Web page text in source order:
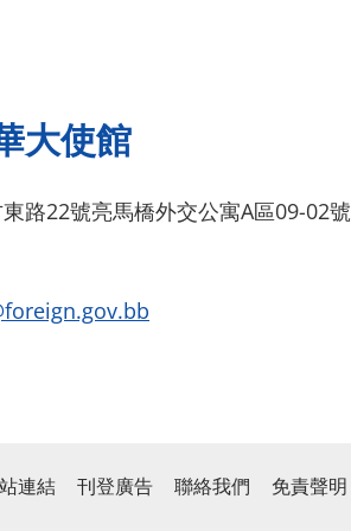
大使館
路22號亮馬橋外交公寓A區09-02號
連結 刊登廣告 聯絡我們 免責聲明